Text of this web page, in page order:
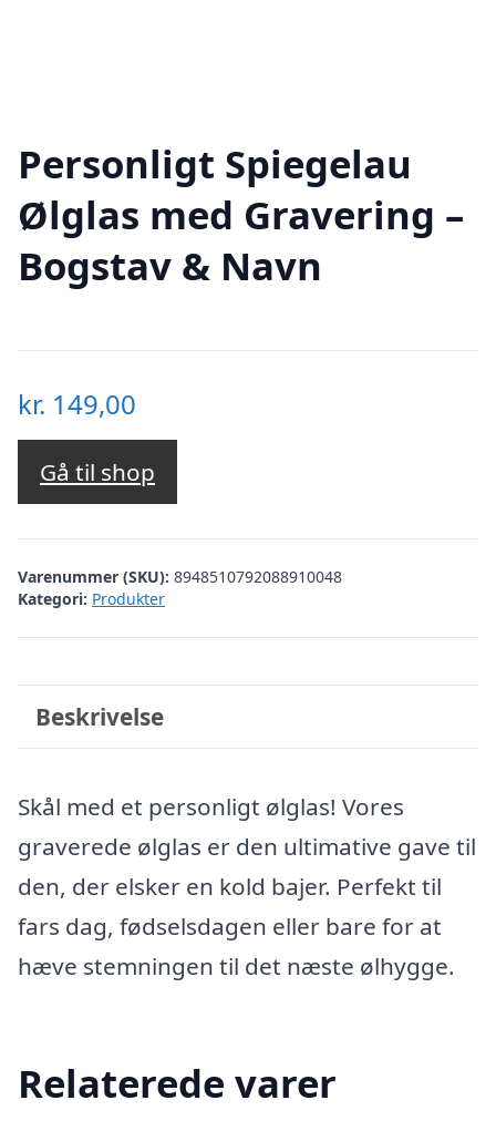
Personligt Spiegelau
Ølglas med Gravering –
Bogstav & Navn
kr. 149,00
Gå til shop
Varenummer (SKU): 8948510792088910048
Kategori: Produkter
Beskrivelse
Skål med et personligt ølglas! Vores
graverede ølglas er den ultimative gave til
den, der elsker en kold bajer. Perfekt til
fars dag, fødselsdagen eller bare for at
hæve stemningen til det næste ølhygge.
Relaterede varer